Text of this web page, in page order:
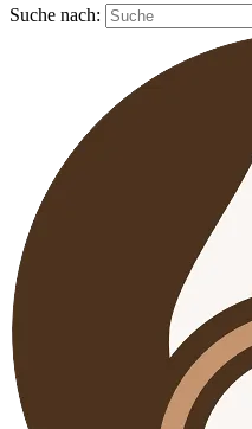
Suche nach: